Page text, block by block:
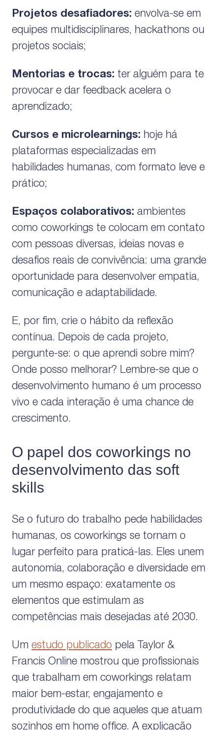
Projetos desafiadores: envolva-se em
equipes multidisciplinares, hackathons ou
projetos sociais;
Mentorias e trocas: ter alguém para te
provocar e dar feedback acelera o
aprendizado;
Cursos e microlearnings: hoje há
plataformas especializadas em
habilidades humanas, com formato leve e
prático;
Espaços colaborativos: ambientes
como coworkings te colocam em contato
com pessoas diversas, ideias novas e
desafios reais de convivência: uma grande
oportunidade para desenvolver empatia,
comunicação e adaptabilidade.
E, por fim, crie o hábito da reflexão
contínua. Depois de cada projeto,
pergunte-se: o que aprendi sobre mim?
Onde posso melhorar? Lembre-se que o
desenvolvimento humano é um processo
vivo e cada interação é uma chance de
crescimento.
O papel dos coworkings no
desenvolvimento das soft
skills
Se o futuro do trabalho pede habilidades
humanas, os coworkings se tornam o
lugar perfeito para praticá-las. Eles unem
autonomia, colaboração e diversidade em
um mesmo espaço: exatamente os
elementos que estimulam as
competências mais desejadas até 2030.
Um estudo publicado pela Taylor &
Francis Online mostrou que profissionais
que trabalham em coworkings relatam
maior bem-estar, engajamento e
produtividade do que aqueles que atuam
sozinhos em home office. A explicação